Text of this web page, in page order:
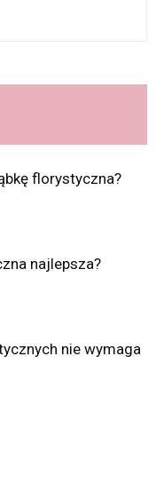
florystyczna?
najlepsza?
nie wymaga